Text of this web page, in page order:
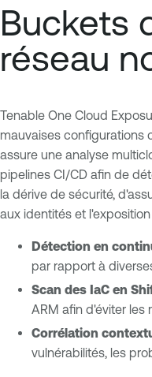
Buckets
réseau
Tenable One Cloud
mauvaises configurations
assure une analyse
pipelines CI/CD afin de
la dérive de sécurité,
aux identités et
Détection en
par rapport à
Scan des IaC en
ARM afin d'éviter
Corrélation
vulnérabilités, les